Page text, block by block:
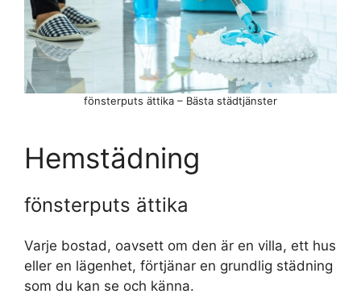
fönsterputs ättika – Bästa städtjänster
Hemstädning
fönsterputs ättika
Varje bostad, oavsett om den är en villa, ett hus
eller en lägenhet, förtjänar en grundlig städning
som du kan se och känna.